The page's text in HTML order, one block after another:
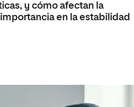
y cómo afectan la
en la estabilidad